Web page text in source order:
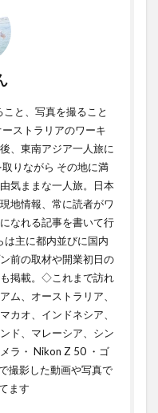
と、写真を撮ること
ストラリアのワーキ
、東南アジア一人旅に
りながら その地に満
気ままな一人旅。日本
地情報、常に読者がワ
なれる記事を書いて行
主に都内並びに国内
前の取材や開業初日の
掲載。◇これまで訪れ
ム、オーストラリア、
カオ、インドネシア、
ド、マレーシア、シン
ラ・ Nikon Z 50 ・ゴ
撮影した動画や写真で
ます